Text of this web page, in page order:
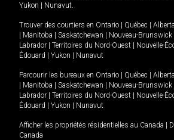
Yukon
Nunavut.
Trouver des courtiers en Ontario Québec Alberta
Manitoba Saskatchewan Nouveau-Brunswick
Labrador
Territoires du Nord-Ouest Nouvelle-
Édouard
Yukon Nunavut
Parcourir les bureaux en Ontario Québec Alberta
Manitoba Saskatchewan Nouveau-Brunswick
Labrador
Territoires du Nord-Ouest Nouvelle-
Édouard
Yukon Nunavut
Afficher les propriétés résidentielles au Canada
Canada